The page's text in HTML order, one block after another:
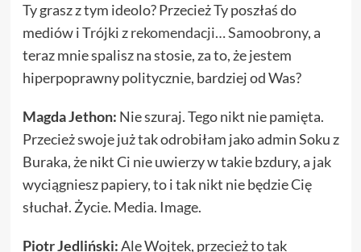
Ty grasz z tym ideolo? Przecież Ty poszłaś do
mediów i Trójki zrekomendacji… Samoobrony, a
teraz mnie spalisz na stosie, za to, że jestem
hiperpoprawny politycznie, bardziej od Was?
Magda Jethon: Nie szuraj. Tego nikt nie pamięta.
Przecież swoje już tak odrobiłam jako admin Soku z
Buraka, że nikt Ci nie uwierzy w takie bzdury, a jak
wyciągniesz papiery, to i tak nikt nie będzie Cię
słuchał. Życie. Media. Image.
Piotr Jedliński:Ale Wojtek, przecież to tak